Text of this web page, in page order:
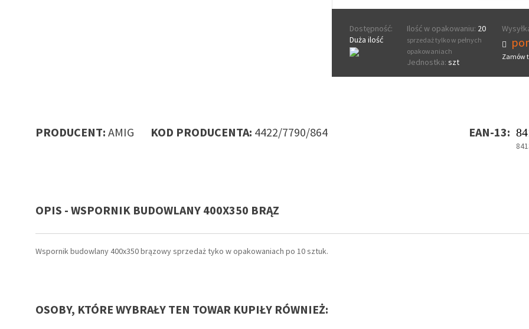
Dostępność:
Duża ilość
Ilość w opakowaniu: 20
sprzedaż tylko w pełnych
opakowaniach
Jednostka: szt
Zamów
PRODUCENT: AMIG KOD PRODUCENTA: 4422/7790/864 EAN-13:
OPIS - WSPORNIK BUDOWLANY 400X350 BRĄZ
Wspornik budowlany 400x350 brązowy sprzedaż tyko w opakowaniach po 10 sztuk.
OSOBY, KTÓRE WYBRAŁY TEN TOWAR KUPIŁY RÓWNIEŻ: